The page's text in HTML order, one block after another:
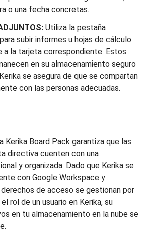
o una fecha concretas.
Utiliza la pestaña
para subir informes u hojas de cálculo
a la tarjeta correspondiente. Estos
en su almacenamiento seguro
se asegura de que se compartan
con las personas adecuadas.
Kerika Board Pack garantiza que las
directiva cuenten con una
y organizada. Dado que Kerika se
con Google Workspace y
de acceso se gestionan por
rol de un usuario en Kerika, su
en tu almacenamiento en la nube se